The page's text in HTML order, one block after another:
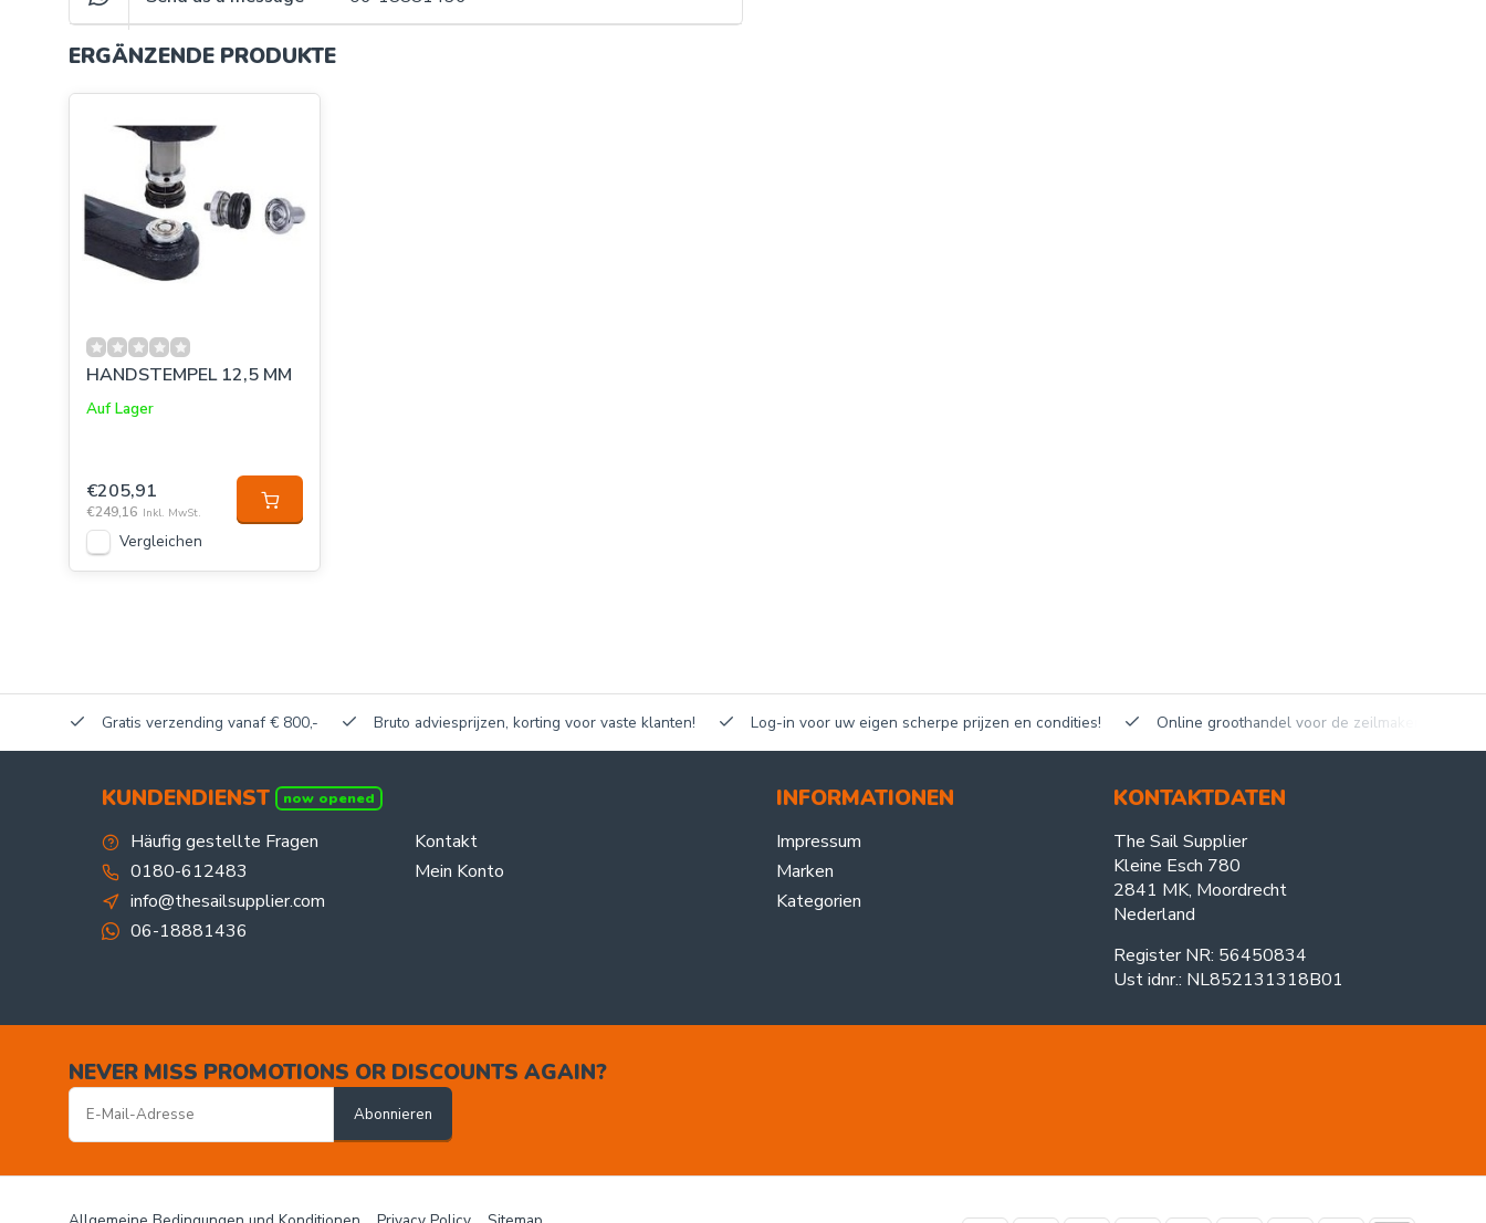
ERGÄNZENDE PRODUKTE
HANDSTEMPEL 12,5 MM
Auf Lager
€205,91
€249,16 Inkl. MwSt.
Vergleichen
Gratis verzending vanaf € 800,- Bruto adviesprijzen, korting voor vaste klanten! Log-in voor uw eigen scherpe prijzen en condities! Online groothandel voor de zeilmakerij!
KUNDENDIENST now opened
Häufig gestellte Fragen
0180-612483
info@thesailsupplier.com
06-18881436
Kontakt
Mein Konto
INFORMATIONEN
Impressum
Marken
Kategorien
KONTAKTDATEN
The Sail Supplier
Kleine Esch 780
2841 MK, Moordrecht
Nederland
Register NR: 56450834
Ust idnr.: NL852131318B01
NEVER MISS PROMOTIONS OR DISCOUNTS AGAIN?
Abonnieren